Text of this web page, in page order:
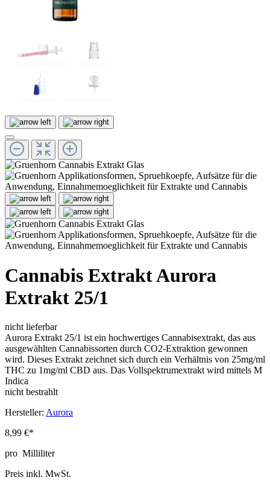
Cannabis Extrakt Aurora
Extrakt 25/1
nicht lieferbar
Aurora Extrakt 25/1 ist ein hochwertiges Cannabisextrakt, das aus
ausgewählten Cannabissorten durch CO2-Extraktion gewonnen
wird. Dieses Extrakt zeichnet sich durch ein Verhältnis von 25mg/ml
THC zu 1mg/ml CBD aus. Das Vollspektrumextrakt wird mittels M
Indica
nicht bestrahlt
Hersteller: Aurora
8,99 €*
pro Milliliter
Preis inkl. MwSt.